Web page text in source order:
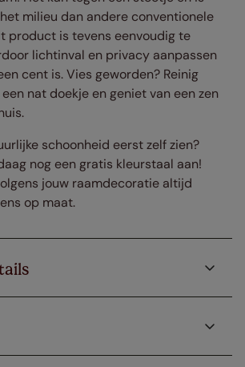
milieu dan andere conventionele
product is tevens eenvoudig te
lichtinval en privacy aanpassen
cent is. Vies geworden? Reinig
nat doekje en geniet van een zen
schoonheid eerst zelf zien?
nog een gratis kleurstaal aan!
jouw raamdecoratie altijd
op maat.